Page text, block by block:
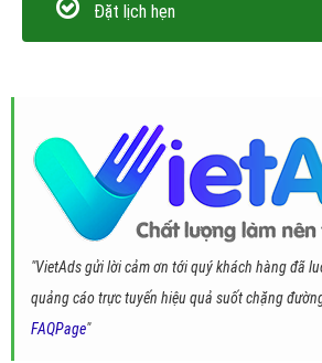
Đặt lịch hẹn
"VietAds gửi lời cảm ơn tới quý khách hàng đã
quảng cáo trực tuyến hiệu quả suốt chặng
FAQPage"